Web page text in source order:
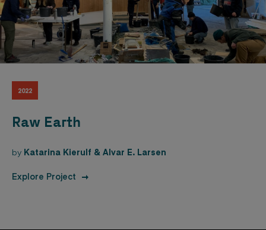
2022
Raw Earth
by Katarina Kierulf & Alvar E. Larsen
Explore Project